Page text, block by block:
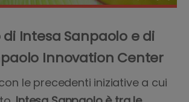
Intesa Sanpaolo e di
Innovation Center
le precedenti iniziative a cui